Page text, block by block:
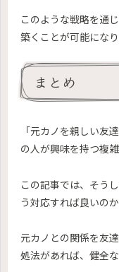
このような戦略を通
築くことが可能になり
まとめ
「元カノを親しい友
の人が興味を持つ複雑
この記事では、そう
う対応すれば良いの
元カノとの関係を友
処法があれば、健全